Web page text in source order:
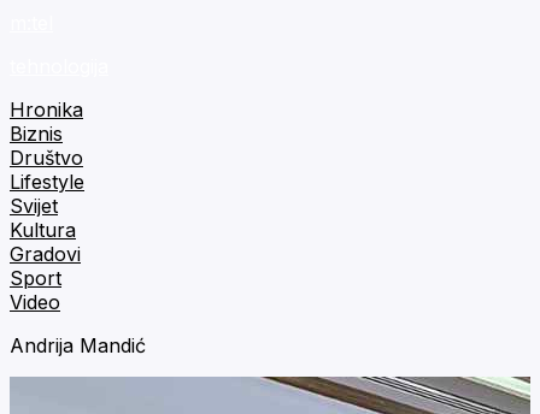
Hronika
Biznis
Društvo
Lifestyle
Svijet
Kultura
Gradovi
Sport
Video
Andrija Mandić